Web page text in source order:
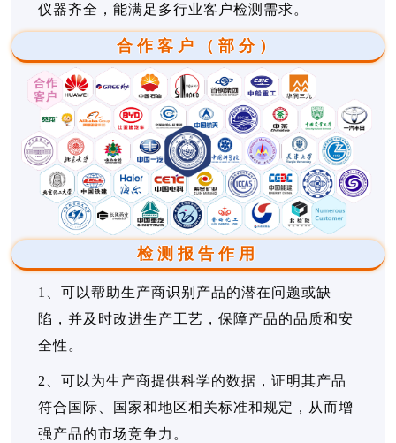
仪器齐全，能满足多行业客户检测需求。
合作客户（部分）
检测报告作用
1、可以帮助生产商识别产品的潜在问题或缺
陷，并及时改进生产工艺，保障产品的品质和安
全性。
2、可以为生产商提供科学的数据，证明其产品
符合国际、国家和地区相关标准和规定，从而增
强产品的市场竞争力。